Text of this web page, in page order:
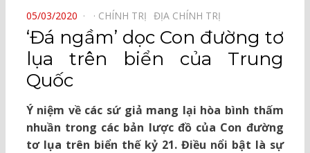
POSTED
ON
05/03/2020 CHÍNH TRỊ⠀ ĐỊA CHÍNH TRỊ⠀
‘Đá ngầm’ dọc Con đường tơ
lụa trên biển của Trung
Quốc
Ý niệm về các sứ giả mang lại hòa bình thấm
nhuần trong các bản lược đồ của Con đường
tơ lụa trên biển thế kỷ 21. Điều nổi bật là sự